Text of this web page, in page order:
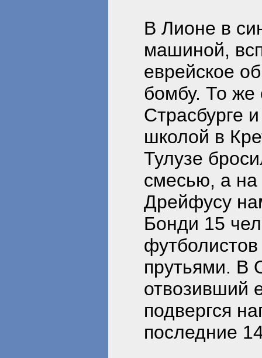
В Лионе в
машиной,
еврейское
бомбу. То же
Страсбурге
школой в
Тулузе
смесью, а
Дрейфусу
Бонди 15
прутьями. В
отвозивший
подвергся
последние